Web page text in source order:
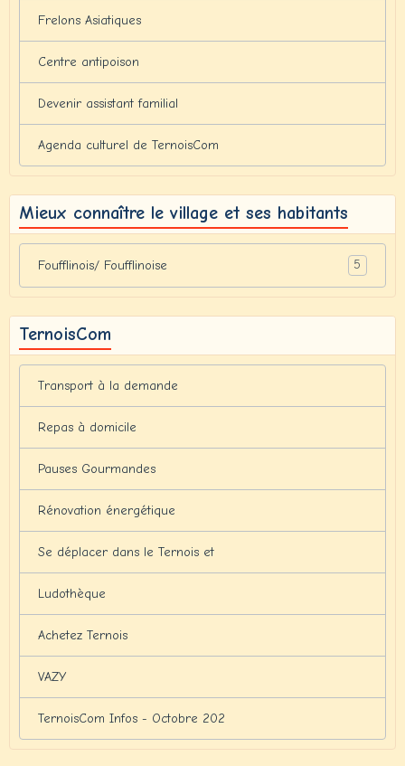
Frelons Asiatiques
Centre antipoison
Devenir assistant familial
Agenda culturel de TernoisCom
Mieux connaître le village et ses habitants
Foufflinois/ Foufflinoise 5
TernoisCom
Transport à la demande
Repas à domicile
Pauses Gourmandes
Rénovation énergétique
Se déplacer dans le Ternois et
Ludothèque
Achetez Ternois
VAZY
TernoisCom Infos - Octobre 202